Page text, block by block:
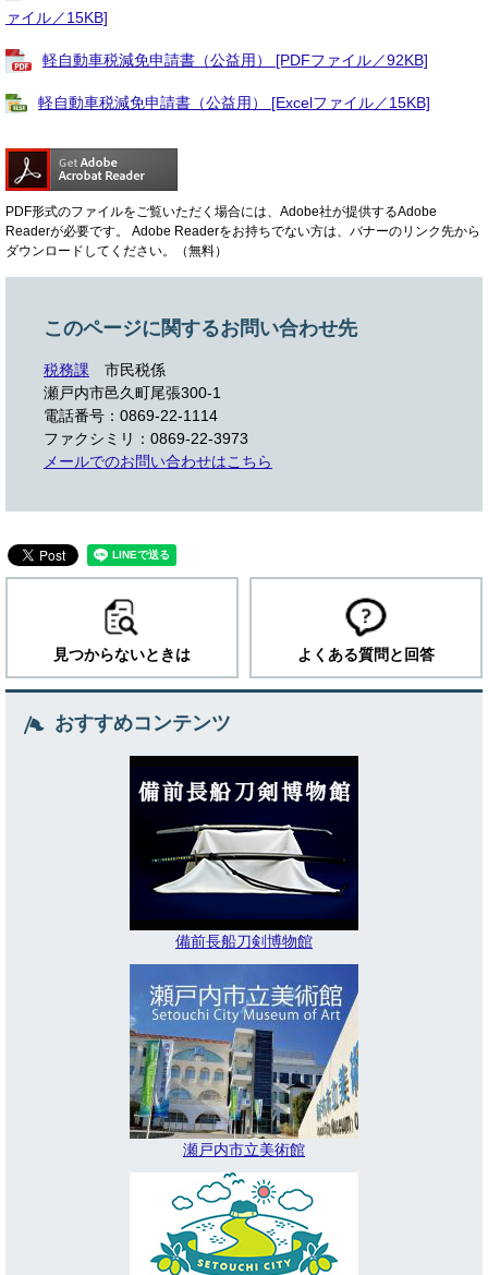
ァイル／15KB]
軽自動車税減免申請書（公益用） [PDFファイル／92KB]
軽自動車税減免申請書（公益用） [Excelファイル／15KB]
PDF形式のファイルをご覧いただく場合には、Adobe社が提供するAdobe
Readerが必要です。
Adobe Readerをお持ちでない方は、バナーのリンク先から
ダウンロードしてください。（無料）
このページに関するお問い合わせ先
税務課
市民税係
瀬戸内市邑久町尾張300-1
電話番号：0869-22-1114
ファクシミリ：0869-22-3973
メールでのお問い合わせはこちら
見つからないときは よくある質問と回答
おすすめコンテンツ
備前長船刀剣博物館
瀬戸内市立美術館